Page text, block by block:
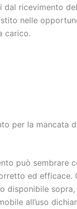
ricevimento
nelle
carico.
per la mancata
può sembrare
ed efficace.
disponibile
all’uso